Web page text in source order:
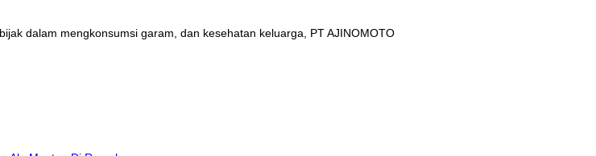
dalam mengkonsumsi garam, dan kesehatan keluarga, PT AJINOMOTO